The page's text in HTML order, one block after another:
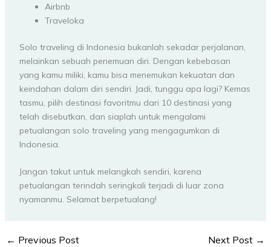
Airbnb
Traveloka
Solo traveling di Indonesia bukanlah sekadar perjalanan,
melainkan sebuah penemuan diri. Dengan kebebasan
yang kamu miliki, kamu bisa menemukan kekuatan dan
keindahan dalam diri sendiri. Jadi, tunggu apa lagi? Kemas
tasmu, pilih destinasi favoritmu dari 10 destinasi yang
telah disebutkan, dan siaplah untuk mengalami
petualangan solo traveling yang mengagumkan di
Indonesia.
Jangan takut untuk melangkah sendiri, karena
petualangan terindah seringkali terjadi di luar zona
nyamanmu. Selamat berpetualang!
← Previous Post Next Post →